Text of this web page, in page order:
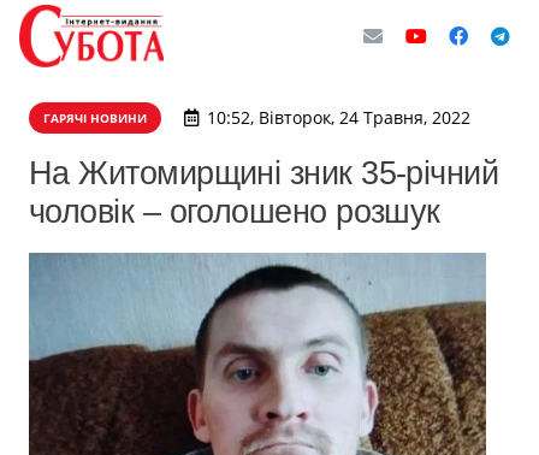
ГАРЯЧІ НОВИНИ 10:52, Вівторок, 24 Травня, 2022
На Житомирщині зник 35-річний
чоловік – оголошено розшук